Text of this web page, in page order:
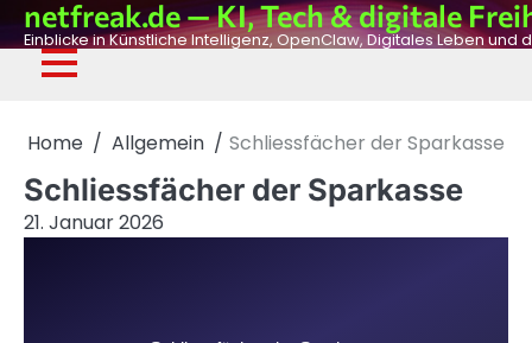
Skip
to
content
netfreak.de — KI, Tech & digitale
Einblicke in Künstliche Intelligenz, OpenClaw, Digitales Leben und
Home Allgemein Schliessfächer der Sparkasse
Schliessfächer der Sparkasse
21. Januar 2026